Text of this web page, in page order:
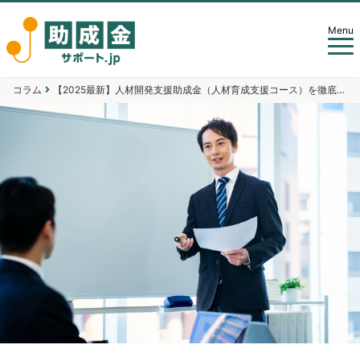
Menu
コラム 【2025最新】人材開発支援助成金（人材育成支援コース）を徹底解説